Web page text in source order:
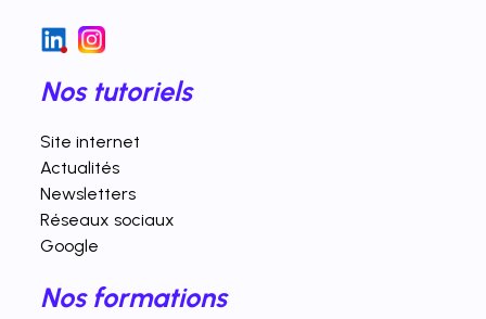
Nos tutoriels
Site internet
Actualités
Newsletters
Réseaux sociaux
Google
Nos formations